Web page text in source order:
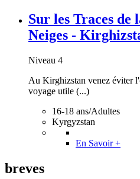
Sur les Traces de
Neiges -
Niveau 4
Au Kirghizstan venez éviter
voyage utile (...)
16-18 ans/Adultes
Kyrgyzstan
En Savoir +
breves